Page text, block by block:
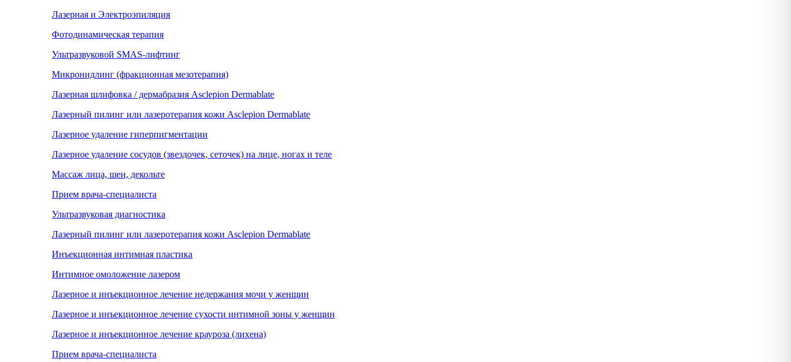
Лазерная и Электроэпиляция
Фотодинамическая терапия
Ультразвуковой SMAS-лифтинг
Микронидлинг (фракционная мезотерапия)
Лазерная шлифовка / дермабразия Asclepion Dermablate
Лазерный пилинг или лазеротерапия кожи Asclepion Dermablate
Лазерное удаление гиперпигментации
Лазерное удаление сосудов (звездочек, сеточек) на лице, ногах и теле
Массаж лица, шеи, декольте
Прием врача-специалиста
Ультразвуковая диагностика
Лазерный пилинг или лазеротерапия кожи Asclepion Dermablate
Инъекционная интимная пластика
Интимное омоложение лазером
Лазерное и инъекционное лечение недержания мочи у женщин
Лазерное и инъекционное лечение сухости интимной зоны у женщин
Лазерное и инъекционное лечение крауроза (лихена)
Прием врача-специалиста